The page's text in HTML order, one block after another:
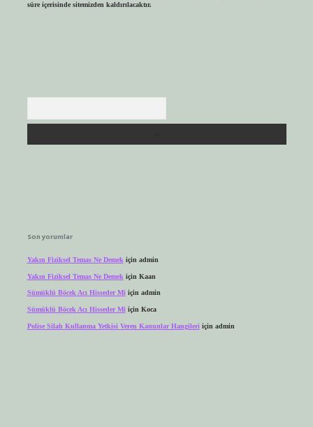
süre içerisinde sitemizden kaldırılacaktır.
Son yorumlar
Yakın Fiziksel Temas Ne Demek için admin
Yakın Fiziksel Temas Ne Demek için Kaan
Sümüklü Böcek Acı Hisseder Miiçin admin
Sümüklü Böcek Acı Hisseder Mi için Koca
Polise Silah Kullanma Yetkisi Veren Kanunlar Hangileri için admin